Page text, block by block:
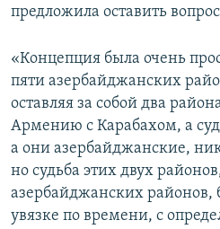
предложила оставить
«Концепция была очень
пяти азербайджанских
оставляя за собой два
Армению с Карабахом, а
а они азербайджанские,
но судьба этих двух
азербайджанских районов,
увязке по времени, с